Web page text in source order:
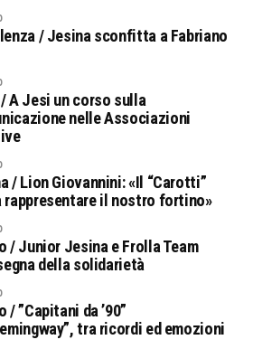
/ Jesina sconfitta a Fabriano
/ A Jesi un corso sulla
nelle Associazioni
/ Lion Giovannini: «Il “Carotti”
rappresentare il nostro fortino»
/ Junior Jesina e Frolla Team
della solidarietà
/ ”Capitani da ’90”
tra ricordi ed emozioni